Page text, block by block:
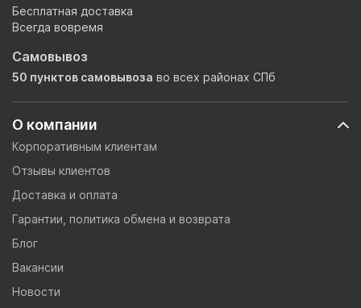
О компании
Корпоративным клиентам
Отзывы клиентов
Доставка и оплата
Гарантии, политика обмена и возврата
Блог
Вакансии
Новости
Бесплатная доставка
Всегда вовремя
Самовывоз
50 пунктов самовывоза во всех районах СПб